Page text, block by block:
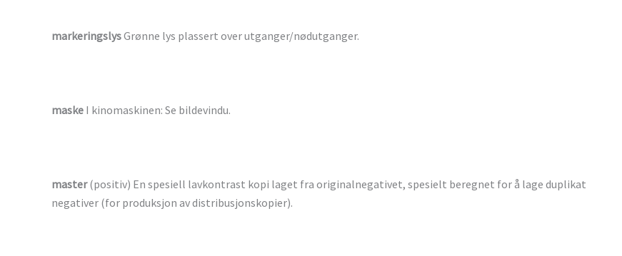
markeringslysGrønne lys plassert over utganger/nødutganger.
maske I kinomaskinen: Se bildevindu.
master(positiv) En spesiell lavkontrast kopi laget fra originalnegativet, spesielt beregnet for å lage duplikat
negativer (for produksjon av distribusjonskopier).